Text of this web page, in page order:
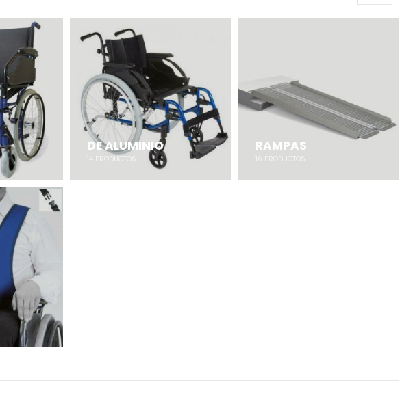
DE ALUMINIO
14 PRODUCTOS
RAMPAS
16 PRODUCTOS